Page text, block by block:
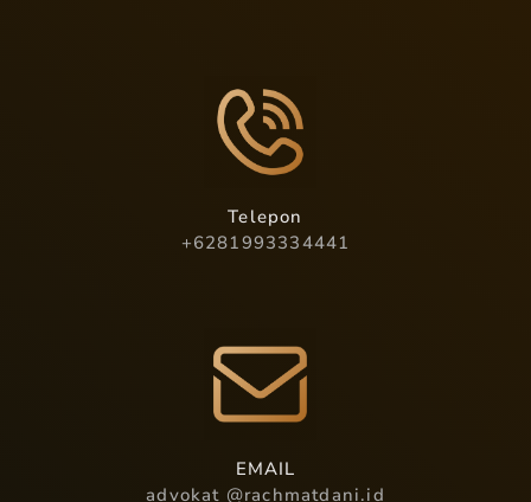
Telepon
+6281993334441
EMAIL
advokat @rachmatdani.id